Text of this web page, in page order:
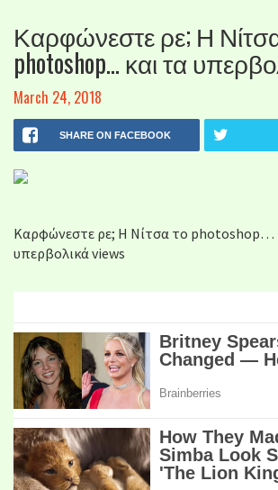
Καρφώνεστε ρε; Η
photoshop… και τα
March 24, 2018
SHARE ON FACEBOOK
Καρφώνεστε ρε; Η Νίτσα το photoshop…
υπερβολικά views